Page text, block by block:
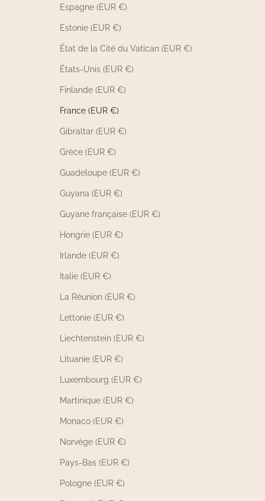
Espagne (EUR €)
Estonie (EUR €)
État de la Cité du Vatican (EUR €)
États-Unis (EUR €)
Finlande (EUR €)
France (EUR €)
Gibraltar (EUR €)
Grèce (EUR €)
Guadeloupe (EUR €)
Guyana (EUR €)
Guyane française (EUR €)
Hongrie (EUR €)
Irlande (EUR €)
Italie (EUR €)
La Réunion (EUR €)
Lettonie (EUR €)
Liechtenstein (EUR €)
Lituanie (EUR €)
Luxembourg (EUR €)
Martinique (EUR €)
Monaco (EUR €)
Norvège (EUR €)
Pays-Bas (EUR €)
Pologne (EUR €)